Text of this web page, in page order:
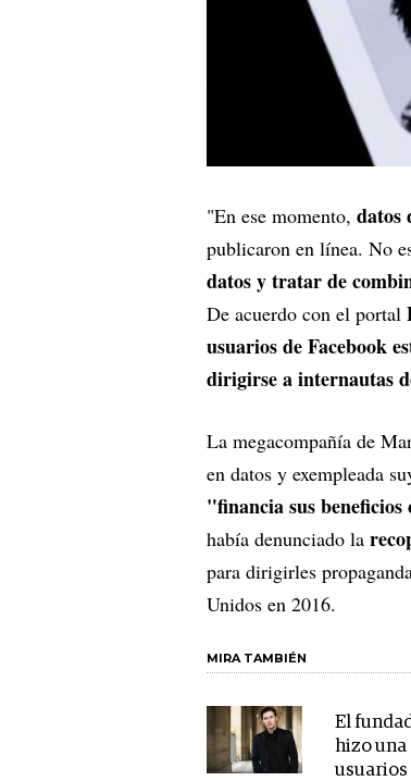
"En ese momento, datos
publicaron en línea. No
datos y tratar de
De acuerdo con el portal
usuarios de Facebook
dirigirse a internautas
La megacompañía de
en datos y exempleada
"financia sus
había denunciado la
para dirigirles
Unidos en 2016.
MIRA TAMBIÉN
El
hizo una
usuarios